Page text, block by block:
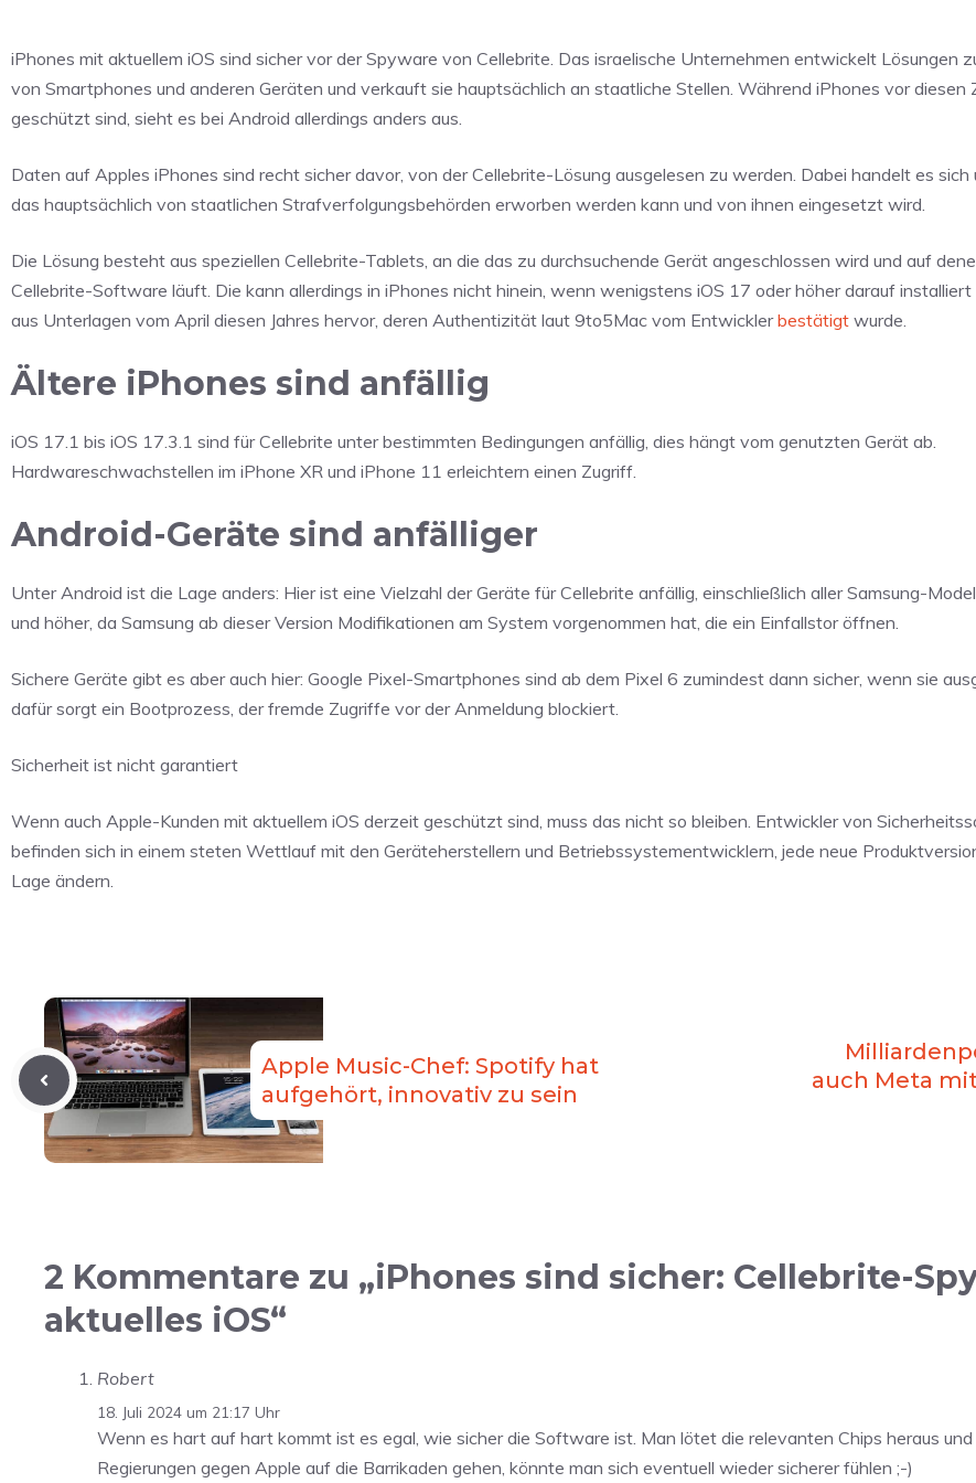
iPhones mit aktuellem iOS sind sicher vor der Spyware von Cellebrite. Das israelische Unternehmen entwickelt Lösungen
von Smartphones und anderen Geräten und verkauft sie hauptsächlich an staatliche Stellen. Während iPhones vor diesen
geschützt sind, sieht es bei Android allerdings anders aus.
Daten auf Apples iPhones sind recht sicher davor, von der Cellebrite-Lösung ausgelesen zu werden. Dabei handelt es sich
das hauptsächlich von staatlichen Strafverfolgungsbehörden erworben werden kann und von ihnen eingesetzt wird.
Die Lösung besteht aus speziellen Cellebrite-Tablets, an die das zu durchsuchende Gerät angeschlossen wird und auf
Cellebrite-Software läuft. Die kann allerdings in iPhones nicht hinein, wenn wenigstens iOS 17 oder höher darauf
aus Unterlagen vom April diesen Jahres hervor, deren Authentizität laut 9to5Mac vom Entwicklerbestätigt wurde.
Ältere iPhones sind anfällig
iOS 17.1 bis iOS 17.3.1 sind für Cellebrite unter bestimmten Bedingungen anfällig, dies hängt vom genutzten Gerät ab.
Hardwareschwachstellen im iPhone XR und iPhone 11 erleichtern einen Zugriff.
Android-Geräte sind anfälliger
Unter Android ist die Lage anders: Hier ist eine Vielzahl der Geräte für Cellebrite anfällig, einschließlich aller Samsung-
und höher, da Samsung ab dieser Version Modifikationen am System vorgenommen hat, die ein Einfallstor öffnen.
Sichere Geräte gibt es aber auch hier: Google Pixel-Smartphones sind ab dem Pixel 6 zumindest dann sicher, wenn sie
dafür sorgt ein Bootprozess, der fremde Zugriffe vor der Anmeldung blockiert.
Sicherheit ist nicht garantiert
Wenn auch Apple-Kunden mit aktuellem iOS derzeit geschützt sind, muss das nicht so bleiben. Entwickler von
befinden sich in einem steten Wettlauf mit den Geräteherstellern und Betriebssystementwicklern, jede neue
Lage ändern.
Apple Music-Chef: Spotify hat
aufgehört, innovativ zu sein
auch Meta
2 Kommentare zu „iPhones sind sicher: Cellebrite-
aktuelles iOS“
Robert
18. Juli 2024 um 21:17 Uhr
Wenn es hart auf hart kommt ist es egal, wie sicher die Software ist. Man lötet die relevanten Chips heraus
Regierungen gegen Apple auf die Barrikaden gehen, könnte man sich eventuell wieder sicherer fühlen ;-)